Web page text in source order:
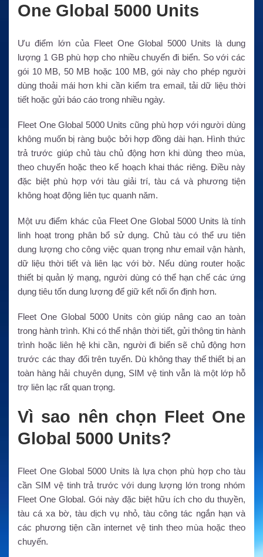
One Global 5000 Units
Ưu điểm lớn của Fleet One Global 5000 Units là dung
lượng 1 GB phù hợp cho nhiều chuyến đi biển. So với các
gói 10 MB, 50 MB hoặc 100 MB, gói này cho phép người
dùng thoải mái hơn khi cần kiểm tra email, tải dữ liệu thời
tiết hoặc gửi báo cáo trong nhiều ngày.
Fleet One Global 5000 Units cũng phù hợp với người dùng
không muốn bị ràng buộc bởi hợp đồng dài hạn. Hình thức
trả trước giúp chủ tàu chủ động hơn khi dùng theo mùa,
theo chuyến hoặc theo kế hoạch khai thác riêng. Điều này
đặc biệt phù hợp với tàu giải trí, tàu cá và phương tiện
không hoạt động liên tục quanh năm.
Một ưu điểm khác của Fleet One Global 5000 Units là tính
linh hoạt trong phân bổ sử dụng. Chủ tàu có thể ưu tiên
dung lượng cho công việc quan trọng như email vận hành,
dữ liệu thời tiết và liên lạc với bờ. Nếu dùng router hoặc
thiết bị quản lý mạng, người dùng có thể hạn chế các ứng
dụng tiêu tốn dung lượng để giữ kết nối ổn định hơn.
Fleet One Global 5000 Units còn giúp nâng cao an toàn
trong hành trình. Khi có thể nhận thời tiết, gửi thông tin hành
trình hoặc liên hệ khi cần, người đi biển sẽ chủ động hơn
trước các thay đổi trên tuyến. Dù không thay thế thiết bị an
toàn hàng hải chuyên dụng, SIM vệ tinh vẫn là một lớp hỗ
trợ liên lạc rất quan trọng.
Vì sao nên chọn Fleet One
Global 5000 Units?
Fleet One Global 5000 Units là lựa chọn phù hợp cho tàu
cần SIM vệ tinh trả trước với dung lượng lớn trong nhóm
Fleet One Global. Gói này đặc biệt hữu ích cho du thuyền,
tàu cá xa bờ, tàu dịch vụ nhỏ, tàu công tác ngắn hạn và
các phương tiện cần internet vệ tinh theo mùa hoặc theo
chuyến.